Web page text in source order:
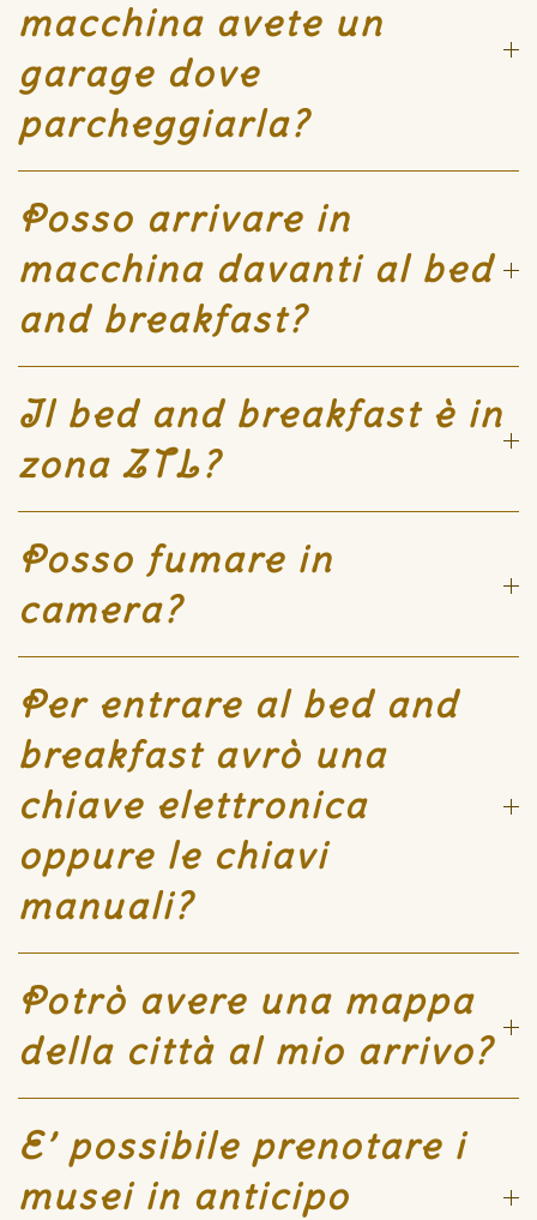
macchina avete un
garage dove
parcheggiarla?
Posso arrivare in
macchina davanti al bed
and breakfast?
Il bed and breakfast è in
zona ZTL?
Posso fumare in
camera?
Per entrare al bed and
breakfast avrò una
chiave elettronica
oppure le chiavi
manuali?
Potrò avere una mappa
della città al mio arrivo?
E’ possibile prenotare i
musei in anticipo